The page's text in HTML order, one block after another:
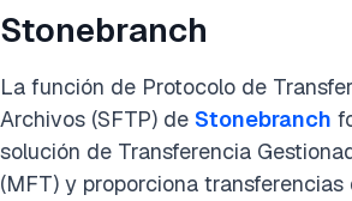
Stonebranch
La función de Protocolo de
Archivos (SFTP) de Stonebranch
solución de Transferencia
(MFT) y proporciona